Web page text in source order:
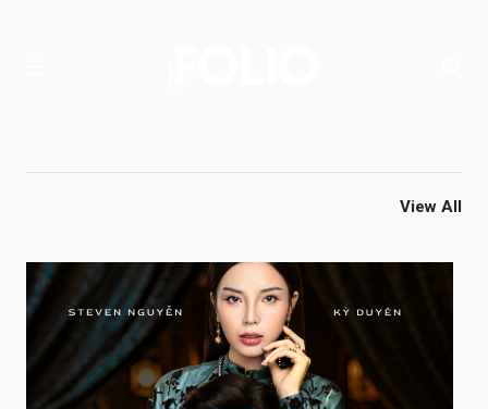
View All